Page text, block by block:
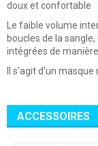
doux et confortable
Le faible volume
boucles de la
intégrées de
Il s'agit d'un
ACCESSOIRES